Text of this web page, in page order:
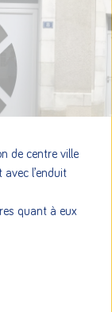
de centre ville
l’enduit
quant à eux